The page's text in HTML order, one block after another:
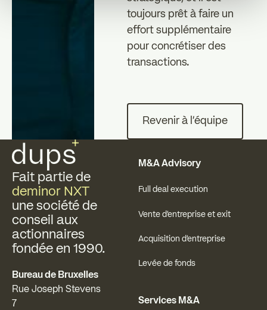
toujours prêt à faire un
effort supplémentaire
pour concrétiser des
transactions.
Revenir à l'équipe
Fait partie de
deminor NXT
une société de
conseil aux
actionnaires
fondée en 1990.
Bureau de Bruxelles
Rue Joseph Stevens
7
M&A Advisory
Full deal execution
Vente d'entreprise et exit
Acquisition d'entreprise
Levée de fonds
Services M&A